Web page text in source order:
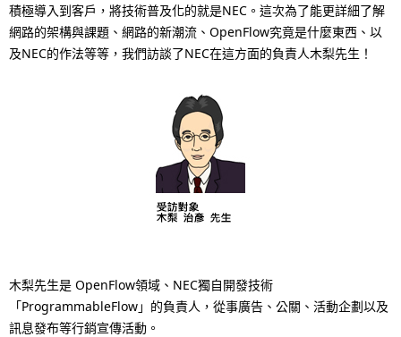
t
i
e
s
積極導入到客戶，將技術普及化的就是NEC。這次為了能更詳細了解
網路的架構與課題、網路的新潮流、OpenFlow究竟是什麼東西、以
及NEC的作法等等，我們訪談了NEC在這方面的負責人木梨先生！
木梨先生是 OpenFlow領域、NEC獨自開發技術
「ProgrammableFlow」的負責人，從事廣告、公關、活動企劃以及
訊息發布等行銷宣傳活動。